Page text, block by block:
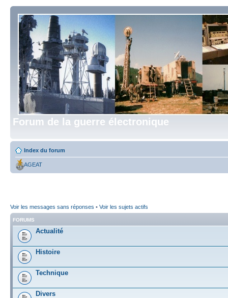
Forum de la guerre électronique
Index du forum
AGEAT
Voir les messages sans réponses • Voir les sujets actifs
FORUMS
Actualité
Histoire
Technique
Divers